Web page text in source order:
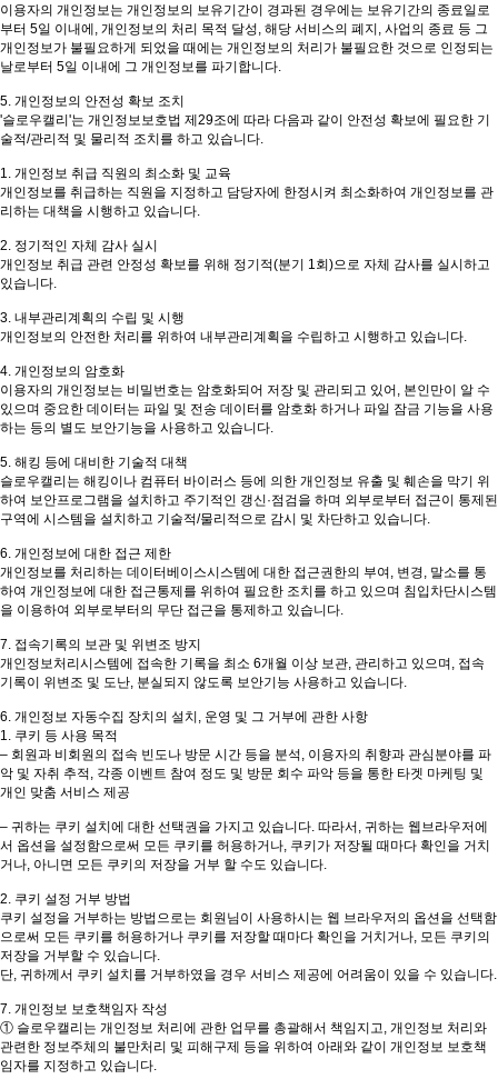
이용자의 개인정보는 개인정보의 보유기간이 경과된 경우에는 보유기간의 종료일로
부터 5일 이내에, 개인정보의 처리 목적 달성, 해당 서비스의 폐지, 사업의 종료 등 그
개인정보가 불필요하게 되었을 때에는 개인정보의 처리가 불필요한 것으로 인정되는
날로부터 5일 이내에 그 개인정보를 파기합니다.
5. 개인정보의 안전성 확보 조치
'슬로우캘리'는 개인정보보호법 제29조에 따라 다음과 같이 안전성 확보에 필요한 기
술적/관리적 및 물리적 조치를 하고 있습니다.
1. 개인정보 취급 직원의 최소화 및 교육
개인정보를 취급하는 직원을 지정하고 담당자에 한정시켜 최소화하여 개인정보를 관
리하는 대책을 시행하고 있습니다.
2. 정기적인 자체 감사 실시
개인정보 취급 관련 안정성 확보를 위해 정기적(분기 1회)으로 자체 감사를 실시하고
있습니다.
3. 내부관리계획의 수립 및 시행
개인정보의 안전한 처리를 위하여 내부관리계획을 수립하고 시행하고 있습니다.
4. 개인정보의 암호화
이용자의 개인정보는 비밀번호는 암호화되어 저장 및 관리되고 있어, 본인만이 알 수
있으며 중요한 데이터는 파일 및 전송 데이터를 암호화 하거나 파일 잠금 기능을 사용
하는 등의 별도 보안기능을 사용하고 있습니다.
5. 해킹 등에 대비한 기술적 대책
슬로우캘리는 해킹이나 컴퓨터 바이러스 등에 의한 개인정보 유출 및 훼손을 막기 위
하여 보안프로그램을 설치하고 주기적인 갱신·점검을 하며 외부로부터 접근이 통제된
구역에 시스템을 설치하고 기술적/물리적으로 감시 및 차단하고 있습니다.
6. 개인정보에 대한 접근 제한
개인정보를 처리하는 데이터베이스시스템에 대한 접근권한의 부여, 변경, 말소를 통
하여 개인정보에 대한 접근통제를 위하여 필요한 조치를 하고 있으며 침입차단시스템
을 이용하여 외부로부터의 무단 접근을 통제하고 있습니다.
7. 접속기록의 보관 및 위변조 방지
개인정보처리시스템에 접속한 기록을 최소 6개월 이상 보관, 관리하고 있으며, 접속
기록이 위변조 및 도난, 분실되지 않도록 보안기능 사용하고 있습니다.
6. 개인정보 자동수집 장치의 설치, 운영 및 그 거부에 관한 사항
1. 쿠키 등 사용 목적
– 회원과 비회원의 접속 빈도나 방문 시간 등을 분석, 이용자의 취향과 관심분야를 파
악 및 자취 추적, 각종 이벤트 참여 정도 및 방문 회수 파악 등을 통한 타겟 마케팅 및
개인 맞춤 서비스 제공
– 귀하는 쿠키 설치에 대한 선택권을 가지고 있습니다. 따라서, 귀하는 웹브라우저에
서 옵션을 설정함으로써 모든 쿠키를 허용하거나, 쿠키가 저장될 때마다 확인을 거치
거나, 아니면 모든 쿠키의 저장을 거부 할 수도 있습니다.
2. 쿠키 설정 거부 방법
쿠키 설정을 거부하는 방법으로는 회원님이 사용하시는 웹 브라우저의 옵션을 선택함
으로써 모든 쿠키를 허용하거나 쿠키를 저장할 때마다 확인을 거치거나, 모든 쿠키의
저장을 거부할 수 있습니다.
단, 귀하께서 쿠키 설치를 거부하였을 경우 서비스 제공에 어려움이 있을 수 있습니다.
7. 개인정보 보호책임자 작성
① 슬로우캘리는 개인정보 처리에 관한 업무를 총괄해서 책임지고, 개인정보 처리와
관련한 정보주체의 불만처리 및 피해구제 등을 위하여 아래와 같이 개인정보 보호책
임자를 지정하고 있습니다.